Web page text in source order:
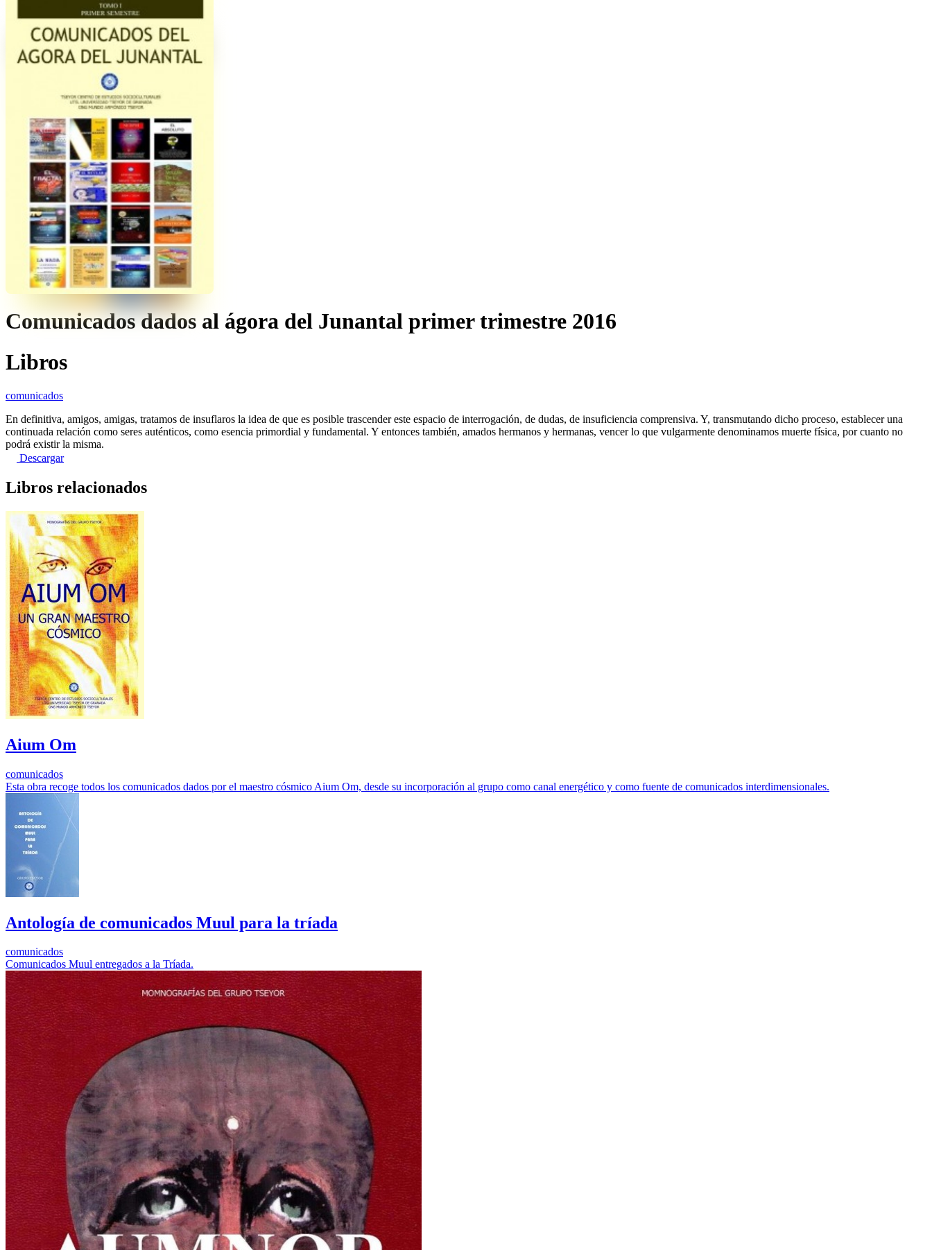
Comunicados dados al ágora del Junantal primer trimestre 2016
Libros
comunicados
En definitiva, amigos, amigas, tratamos de insuflaros la idea de que es posible trascender este espacio de interrogación, de dudas, de insuficiencia comprensiva. Y, transmutando dicho proceso, establecer una
continuada relación como seres auténticos, como esencia primordial y fundamental. Y entonces también, amados hermanos y hermanas, vencer lo que vulgarmente denominamos muerte física, por cuanto no
podrá existir la misma.
Descargar
Libros relacionados
Aium Om
comunicados
Esta obra recoge todos los comunicados dados por el maestro cósmico Aium Om, desde su incorporación al grupo como canal energético y como fuente de comunicados interdimensionales.
Antología de comunicados Muul para la tríada
comunicados
Comunicados Muul entregados a la Tríada.